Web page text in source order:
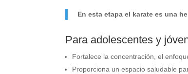
En esta etapa el karate es una
Para adolescentes y
Fortalece la concentración, el
Proporciona un espacio saludable